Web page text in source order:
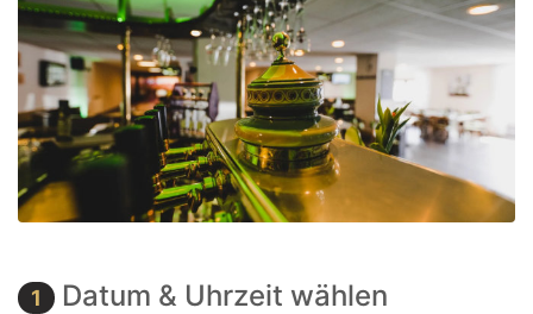
1 Datum & Uhrzeit wählen